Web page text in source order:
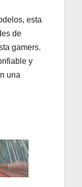
esta
de
gamers.
y
una